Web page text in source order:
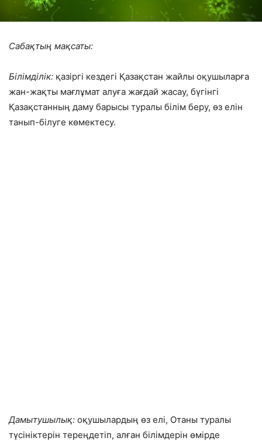
Сабақтың мақсаты:
Білімділік: қазіргі кездегі Қазақстан жайлы оқушыларға
жан-жақты мағлұмат алуға жағдай жасау, бүгінгі
Қазақстанның даму барысы туралы білім беру, өз елін
танып-білуге көмектесу.
Дамытушылық: оқушылардың өз елі, Отаны туралы
түсініктерін тереңдетіп, алған білімдерін өмірде